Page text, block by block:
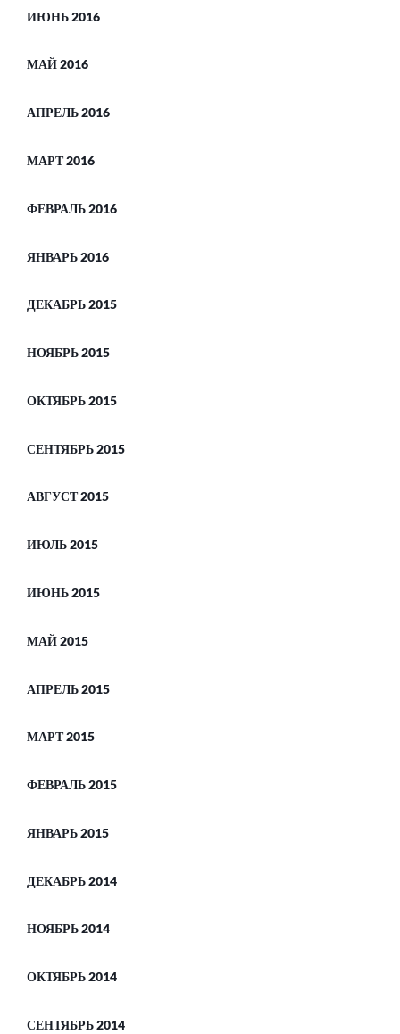
ИЮНЬ 2016
МАЙ 2016
АПРЕЛЬ 2016
МАРТ 2016
ФЕВРАЛЬ 2016
ЯНВАРЬ 2016
ДЕКАБРЬ 2015
НОЯБРЬ 2015
ОКТЯБРЬ 2015
СЕНТЯБРЬ 2015
АВГУСТ 2015
ИЮЛЬ 2015
ИЮНЬ 2015
МАЙ 2015
АПРЕЛЬ 2015
МАРТ 2015
ФЕВРАЛЬ 2015
ЯНВАРЬ 2015
ДЕКАБРЬ 2014
НОЯБРЬ 2014
ОКТЯБРЬ 2014
СЕНТЯБРЬ 2014